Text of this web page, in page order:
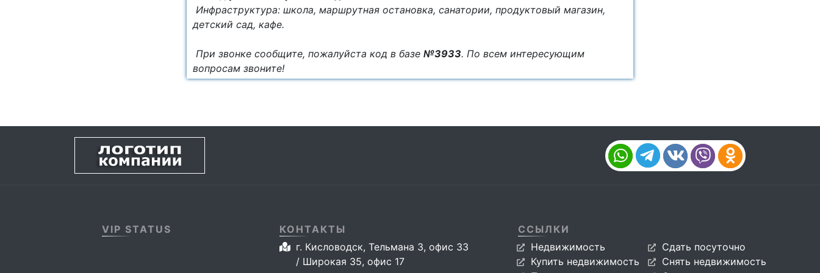
Инфраструктура: школа, маршрутная остановка, санатории, продуктовый магазин,
детский сад, кафе.
При звонке сообщите, пожалуйста код в базе №3933. По всем интересующим
вопросам звоните!
VIP STATUS
КОНТАКТЫ
г. Кисловодск, Тельмана 3, офис 33
/ Широкая 35, офис 17
ССЫЛКИ
Недвижимость
Купить недвижимость
Сдать посуточно
Снять недвижимость